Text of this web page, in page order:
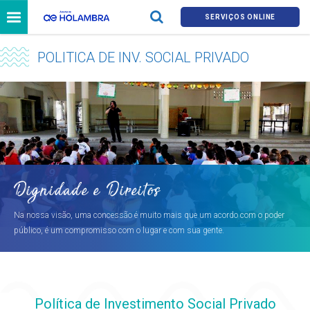
SERVIÇOS ONLINE
POLITICA DE INV. SOCIAL PRIVADO
Dignidade e Direitos
Na nossa visão, uma concessão é muito mais que um acordo com o poder
público, é um compromisso com o lugar e com sua gente.
Política de Investimento Social Privado